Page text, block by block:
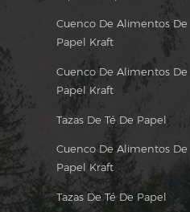
Cuenco De Alimentos De
Papel Kraft
Cuenco De Alimentos De
Papel Kraft
Tazas De Té De Papel
Cuenco De Alimentos De
Papel Kraft
Tazas De Té De Papel